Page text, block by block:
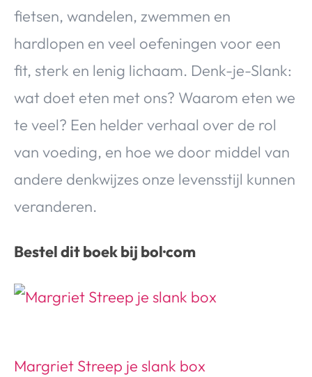
Food & Drinks Health & Beauty Gadgets
Huis & Tuin
Travel
Lifestyle
fietsen, wandelen, zwemmen en
hardlopen en veel oefeningen voor een
fit, sterk en lenig lichaam. Denk-je-Slank:
wat doet eten met ons? Waarom eten we
te veel? Een helder verhaal over de rol
van voeding, en hoe we door middel van
andere denkwijzes onze levensstijl kunnen
veranderen.
Bestel dit boek bij bol·com
Margriet Streep je slank box